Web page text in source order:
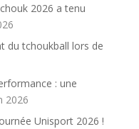
2026 a tenu
du tchoukball lors de
: une
2026
Unisport 2026 !